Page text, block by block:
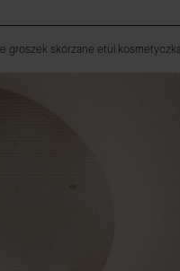
groszek skórzane etui